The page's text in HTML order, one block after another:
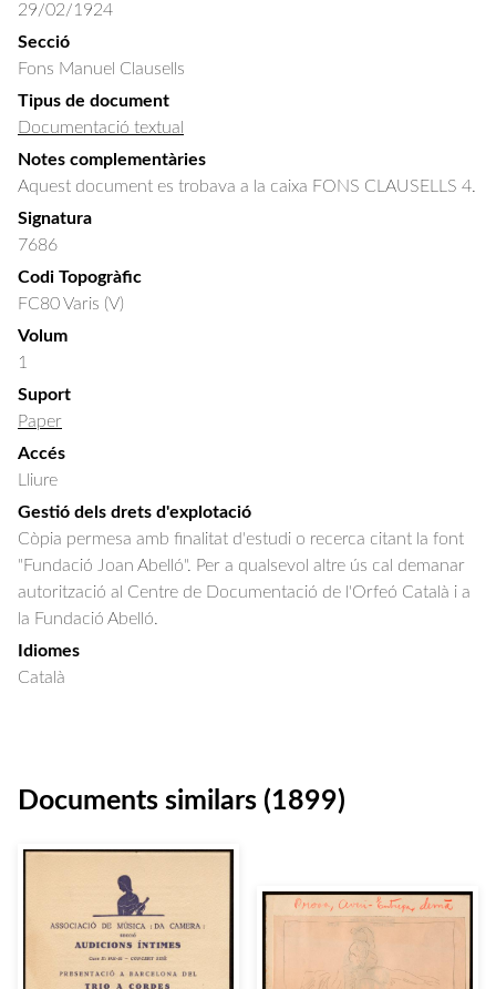
29/02/1924
Secció
Fons Manuel Clausells
Tipus de document
Documentació textual
Notes complementàries
Aquest document es trobava a la caixa FONS CLAUSELLS 4.
Signatura
7686
Codi Topogràfic
FC80 Varis (V)
Volum
1
Suport
Paper
Accés
Lliure
Gestió dels drets d'explotació
Còpia permesa amb finalitat d'estudi o recerca citant la font
"Fundació Joan Abelló". Per a qualsevol altre ús cal demanar
autorització al Centre de Documentació de l'Orfeó Català i a
la Fundació Abelló.
Idiomes
Català
Documents similars (1899)